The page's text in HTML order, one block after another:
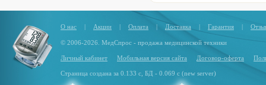
О нас | Акции | Оплата | Доставка | Гарантия |
© 2006-2026. МедСпрос - продажа медицинской техники
Личный кабинет Мобильная версия сайта Договор-оферта
Страница создана за 0.133 с, БД - 0.069 с (new server)